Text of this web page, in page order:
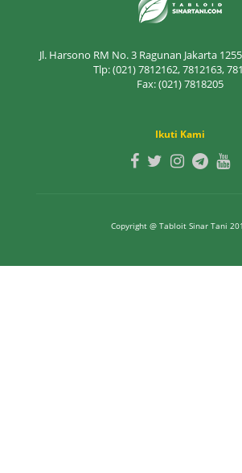
Jl. Harsono RM No. 3 Ragunan Jakarta
Tlp: (021) 7812162, 7812163,
Fax: (021) 7818205
Ikuti Kami
Copyright @ Tabloit Sinar Tani